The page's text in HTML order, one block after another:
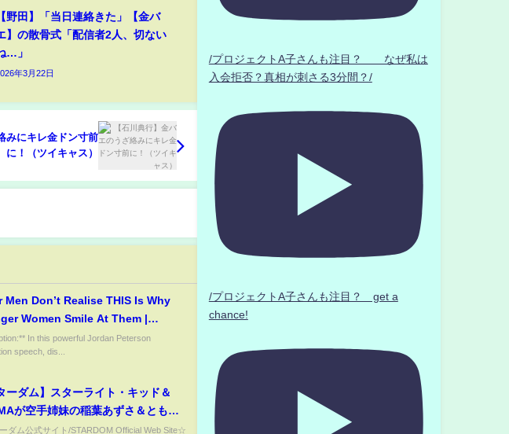
野田】「当日連絡きた」【金バ
】の散骨式「配信者2人、切ない
…」
年3月22日
みにキレ金ドン寸前
に！（ツイキャス）
Men Don’t Realise THIS Is Why
Women Smile At Them |
PETERSON MOTIVATION
In this powerful Jordan Peterson
speech, dis...
ーダム】スターライト・キッド＆
が空手姉妹の稲葉あずさ＆ともか
にNEW BLOODタッグ王座の防衛
ダム公式サイト/STARDOM Official Web Site☆
/プロジェクトA子さんも注目？ なぜ私は
入会拒否？真相が刺さる3分間？/
/プロジェクトA子さんも注目？ get a
chance!